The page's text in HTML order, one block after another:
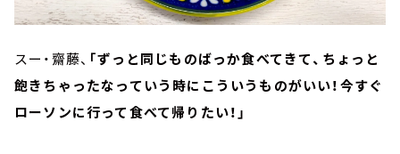
スー・齋藤、 「ずっと同じものばっか食べてきて、ちょっと
飽きちゃったなっていう時にこういうものがいい！今すぐ
ローソンに行って食べて帰りたい！」